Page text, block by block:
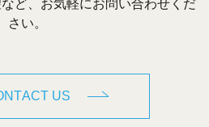
ど、お気軽にお問い合わせくだ
さい。
US